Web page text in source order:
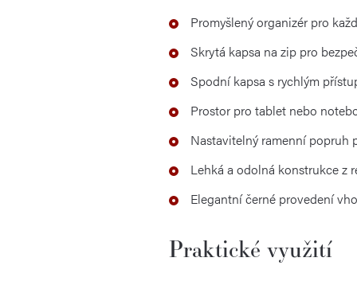
Promyšlený organizér pro
Skrytá kapsa na zip pro
Spodní kapsa s rychlým
Prostor pro tablet nebo
Nastavitelný ramenní popruh
Lehká a odolná konstrukce z
Elegantní černé provedení
Praktické využití